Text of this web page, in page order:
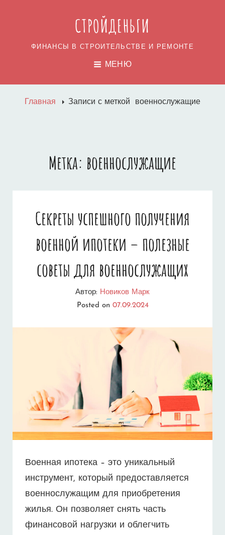
СТРОЙДЕНЬГИ
ФИНАНСЫ В СТРОИТЕЛЬСТВЕ И РЕМОНТЕ
МЕНЮ
Главная Записи с меткой военнослужащие
Метка: военнослужащие
Секреты успешного получения
военной ипотеки – полезные
советы для военнослужащих
Автор: Новиков Марк
Posted on 07.09.2024
Военная ипотека – это уникальный
инструмент, который предоставляется
военнослужащим для приобретения
жилья. Он позволяет снять часть
финансовой нагрузки и облегчить